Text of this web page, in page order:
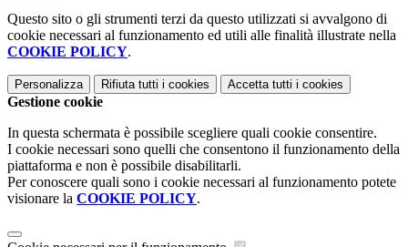
Questo sito o gli strumenti terzi da questo utilizzati si avvalgono di
cookie necessari al funzionamento ed utili alle finalità illustrate nella
COOKIE POLICY.
Personalizza Rifiuta tutti i cookies Accetta tutti i cookies
Gestione cookie
In questa schermata è possibile scegliere quali cookie consentire.
I cookie necessari sono quelli che consentono il funzionamento della
piattaforma e non è possibile disabilitarli.
Per conoscere quali sono i cookie necessari al funzionamento potete
visionare la COOKIE POLICY.